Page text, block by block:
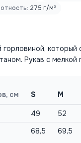
275 г/м²
который
Рукав с мелкой
см S M
49 52
68,5 69,5